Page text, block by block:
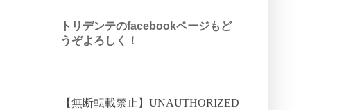
トリデンテのfacebookページもど
うぞよろしく！
【無断転載禁止】UNAUTHORIZED